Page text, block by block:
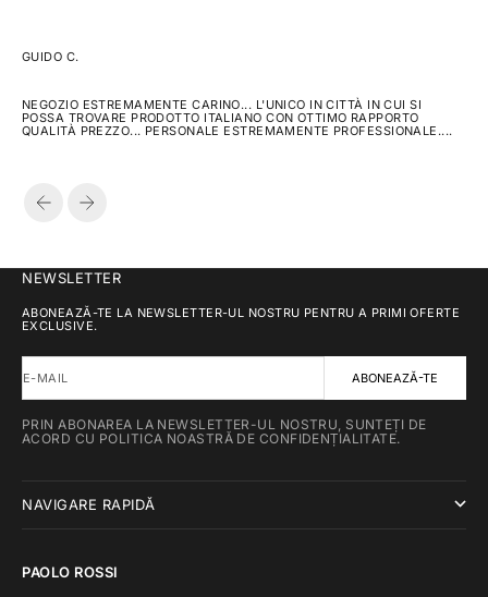
GUIDO C.
NEGOZIO ESTREMAMENTE CARINO... L'UNICO IN CITTÀ IN CUI SI
POSSA TROVARE PRODOTTO ITALIANO CON OTTIMO RAPPORTO
QUALITÀ PREZZO... PERSONALE ESTREMAMENTE PROFESSIONALE....
NEWSLETTER
ABONEAZĂ-TE LA NEWSLETTER-UL NOSTRU PENTRU A PRIMI OFERTE
EXCLUSIVE.
E-MAIL ABONEAZĂ-TE
PRIN ABONAREA LA NEWSLETTER-UL NOSTRU, SUNTEȚI DE
ACORD CU POLITICA NOASTRĂ DE CONFIDENȚIALITATE.
NAVIGARE RAPIDĂ
PAOLO ROSSI